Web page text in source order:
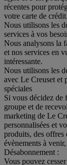
récentes pour
votre carte de crédit.
Nous utilisons les
services à vos
Nous analysons la
et nos services en
intéressante.
Nous utilisons les
avec Le Creuset et
spéciales
Si vous décidez de
groupe et de
marketing de Le
personnalisées et
produits, des offres
évènements à
Désabonnement :
Vous pouvez